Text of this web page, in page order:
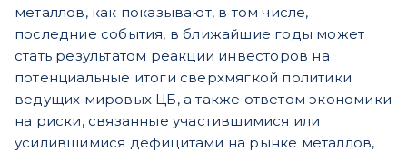
металлов, как показывают, в том числе,
последние события, в ближайшие годы может
стать результатом реакции инвесторов на
потенциальные итоги сверхмягкой политики
ведущих мировых ЦБ, а также ответом экономики
на риски, связанные участившимися или
усилившимися дефицитами на рынке металлов,